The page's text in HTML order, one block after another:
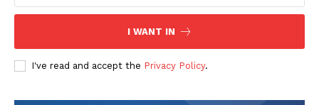
I WANT IN
I've read and accept the Privacy Policy.